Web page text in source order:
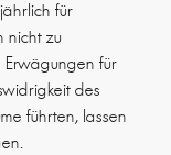
für
nicht zu
Erwägungen für
des
führten, lassen